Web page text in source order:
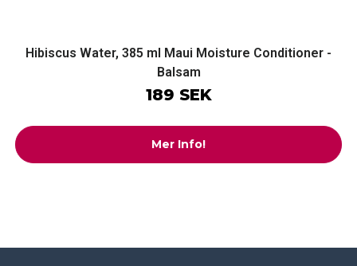
Hibiscus Water, 385 ml Maui Moisture Conditioner -
Balsam
189 SEK
Mer Info!